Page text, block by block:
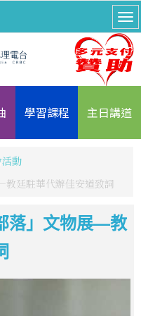
學習課程 主日講道
動
廷駐華代辦佳安道致詞
落」文物展—教